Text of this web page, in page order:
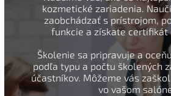
kozmetické zariadenia.
zaobchádzať s prístrojom,
funkcie a získate certifikát
Školenie sa pripravuje a
podľa typu a počtu školených
účastníkov. Môžeme vás
vo vašom